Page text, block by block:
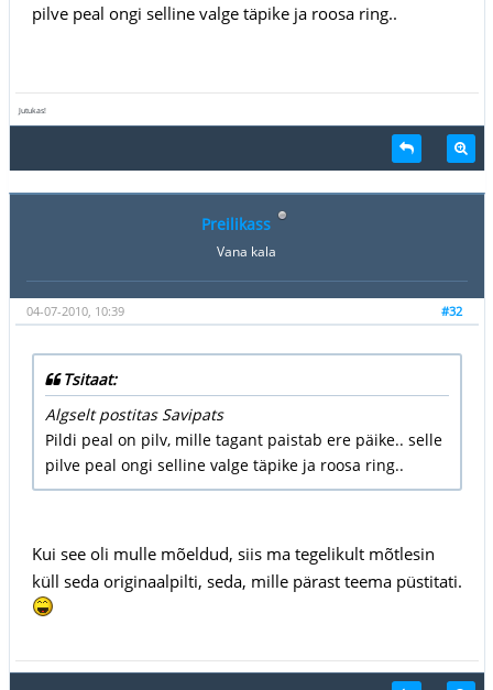
pilve peal ongi selline valge täpike ja roosa ring..
Jutukas!
Preilikass
Vana kala
#32
04-07-2010, 10:39
Tsitaat:
Algselt postitas Savipats
Pildi peal on pilv, mille tagant paistab ere päike.. selle
pilve peal ongi selline valge täpike ja roosa ring..
Kui see oli mulle mõeldud, siis ma tegelikult mõtlesin
küll seda originaalpilti, seda, mille pärast teema püstitati.